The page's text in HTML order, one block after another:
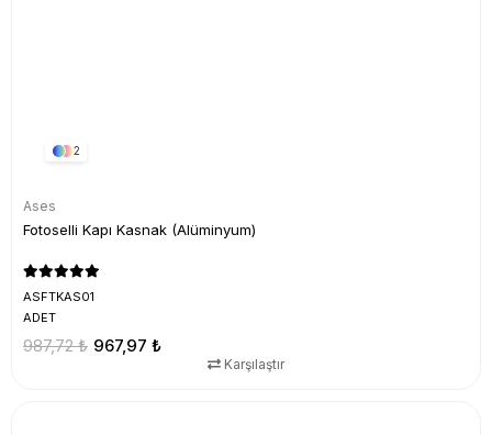
2
Ases
Fotoselli Kapı Kasnak (Alüminyum)
ASFTKAS01
ADET
967,97 ₺
987,72 ₺
Karşılaştır